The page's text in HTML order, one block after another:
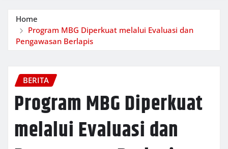
Home
Program MBG Diperkuat melalui Evaluasi dan
Pengawasan Berlapis
BERITA
Program MBG Diperkuat
melalui Evaluasi dan